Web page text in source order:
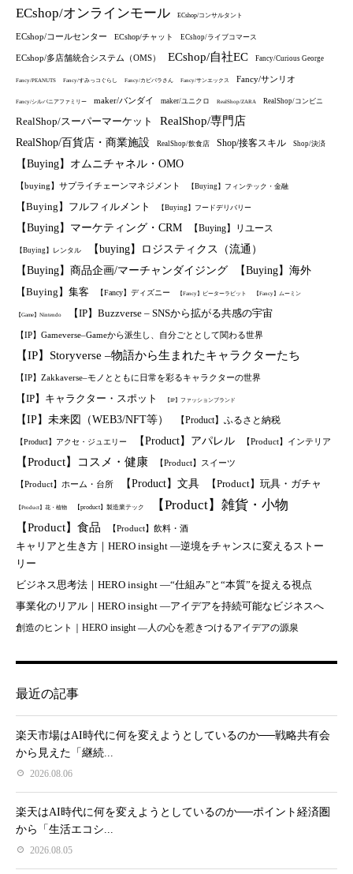
ECshop/オンラインモール ECshop/コンサルタント
ECshop/コールセンター ECshop/チャット ECshop/ライブコマース
ECshop/多店舗統合システム（OMS） ECshop/自社EC Fancy/Curious George
Fancy/PEANUTS Fancy/すみっコぐらし Fancy/カピバラさん Fancy/サンエックス Fancy/サンリオ
Fancy/シルバニアファミリー maker/バンダイ maker/ユニクロ RealShop/ZARA RealShop/コンビニ
RealShop/スーパーマーケット RealShop/専門店
RealShop/百貨店・商業施設 RealShop/飲食店 Shop/接客スキル Shop/決済
【Buying】オムニチャネル・OMO
【buying】サプライチェーンマネジメント 【Buying】フィンテック・金融
【Buying】フルフィルメント 【Buying】フードデリバリー
【Buying】マーケティング・CRM 【Buying】リユース
【Buying】レンタル
【buying】ロジスティクス（流通）
【Buying】商品企画/マーチャンダイジング
【Buying】海外
【Buying】集客
【Fancy】ディズニー 【Fancy】ピーターラビット 【Fancy】ムーミン
【Game】Nintendo 【IP】Buzzverse – SNSから拡がる共感の宇宙
【IP】Gameverse–Gameから派生し、自分ごととして関わる世界
【IP】Storyverse –物語から生まれたキャラクターたち
【IP】Zakkaverse–モノとともに日常を彩るキャラクターの世界
【IP】キャラクター・スポット 【IP】ファッションブランド
【IP】未来図（WEB3/NFT等） 【Product】ふるさと納税
【Product】アクセ・ジュエリー 【Product】アパレル 【Product】インテリア
【Product】コスメ・健康 【Product】スイーツ
【Product】ホーム・台所 【Product】文具 【Product】玩具・ガチャ
【Product】花・植物 【product】製造業テック 【Product】雑貨・小物
【Product】食品 【Product】飲料・酒
キャリアと生き方｜HERO insight —逆境をチャンスに変えるストー
リー
ビジネス思考法｜HERO insight —“仕組み”と“本質”を捉える視点
事業化のリアル｜HERO insight —アイデアを持続可能なビジネスへ
創造のヒント｜HERO insight —人の心を惹きつけるアイデアの源泉
最近の記事
楽天市場はAI時代に何を変えようとしているのか──戦略共有会
から見えた「継続...
2026.08.06
楽天はAI時代に何を変えようとしているのか──ポイント経済圏
から「生活エコシ...
2026.08.05